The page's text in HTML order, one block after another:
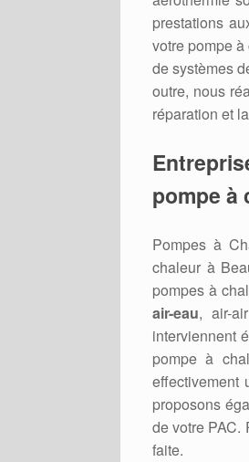
prestations
votre pompe
de systèmes
outre, nous
réparation et
pompe à
Pompes à
chaleur à
pompes à
air-eau, air-
interviennent
pompe à
effectivement
proposons
de votre PAC.
faite.